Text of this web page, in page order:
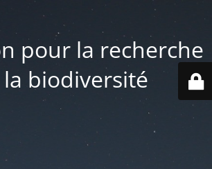
pour la recherche
biodiversité